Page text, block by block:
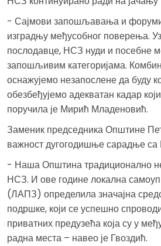
- Сајмови запошљавања и форуми
изградњу међусобног поверења.
послодавце, НСЗ нуди и посебне
запошљивим категоријама.
оснажујемо незапослене да буду
обезбеђујемо адекватан кадар
поручила је Мирић Младеновић.
Заменик председника Општине
важност дугогодишње сарадње
- Наша Општина традиционално
НСЗ. И ове године локална
(ЛАПЗ) определила значајна
подршке, који се успешно
приватних предузећа која су у
радна места – навео је Гвоздић.